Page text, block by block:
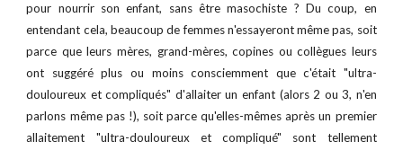
pour nourrir son enfant, sans être masochiste ? Du coup, en
entendant cela, beaucoup de femmes n'essayeront même pas, soit
parce que leurs mères, grand-mères, copines ou collègues leurs
ont suggéré plus ou moins consciemment que c'était "ultra-
douloureux et compliqués" d'allaiter un enfant (alors 2 ou 3, n'en
parlons même pas !), soit parce qu'elles-mêmes après un premier
allaitement "ultra-douloureux et compliqué" sont tellement